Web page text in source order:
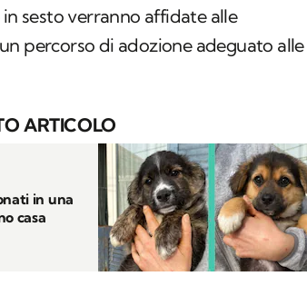
sesto verranno affidate alle
percorso di adozione adeguato alle
ARTICOLO
in una
casa